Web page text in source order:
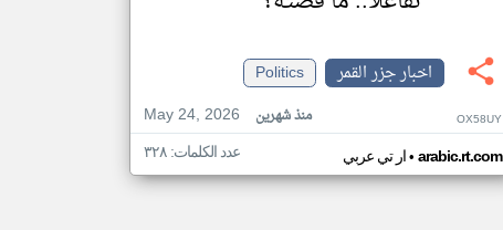
اخبار جزر القمر
Politics
May 24, 2026
منذ شهرين OX58UY
ار تي عربي• arabic.rt.com عدد الكلمات: ٣٢٨